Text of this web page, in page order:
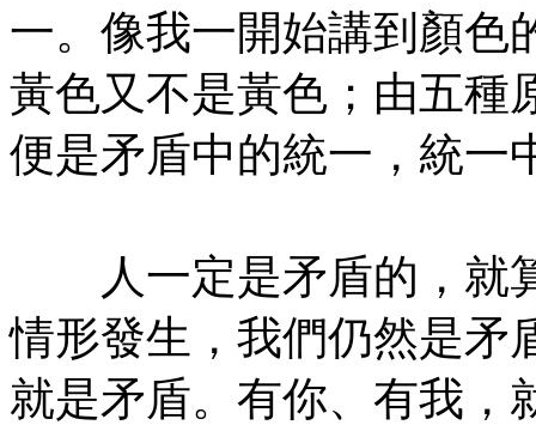
一。像我一開始講到顏色
黃色又不是黃色；由五種
便是矛盾中的統一，統一
人一定是矛盾的，就
情形發生，我們仍然是矛
就是矛盾。有你、有我，